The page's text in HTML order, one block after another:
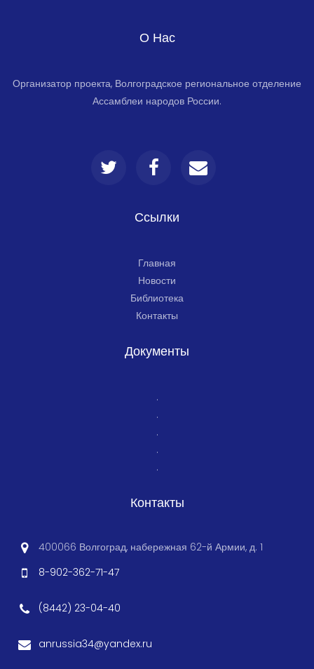
О Нас
Организатор проекта, Волгоградское региональное отделение
Ассамблеи народов России.
Ссылки
Главная
Новости
Библиотека
Контакты
Документы
.
.
.
.
.
Контакты
400066 Волгоград, набережная 62-й Армии, д. 1
8-902-362-71-47
(8442) 23-04-40
anrussia34@yandex.ru